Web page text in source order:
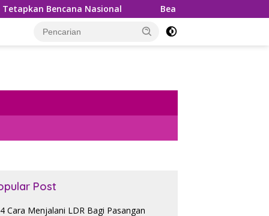
Nasional Bea Cukai Gagalkan Penyelundupan 99,5
Post